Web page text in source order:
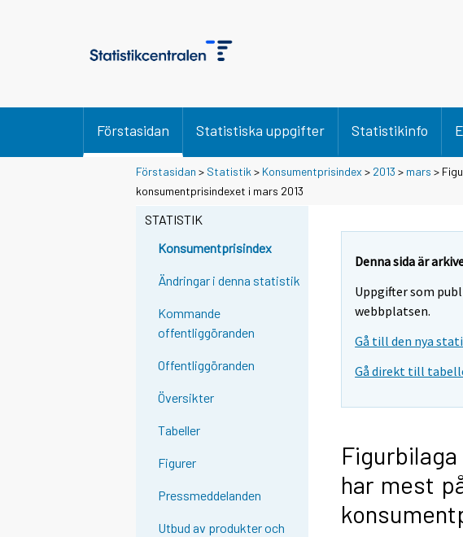
Förstasidan Statistiska uppgifter Statistikinfo
Förstasidan > Statistik > Konsumentprisindex > 2013 > mars >
konsumentprisindexet i mars 2013
STATISTIK
Konsumentprisindex
Ändringar i denna statistik
Kommande
offentliggöranden
Offentliggöranden
Översikter
Tabeller
Figurer
Pressmeddelanden
Utbud av produkter och
Denna sida är
Uppgifter som
webbplatsen.
Gå till den nya
Gå direkt till
har mest